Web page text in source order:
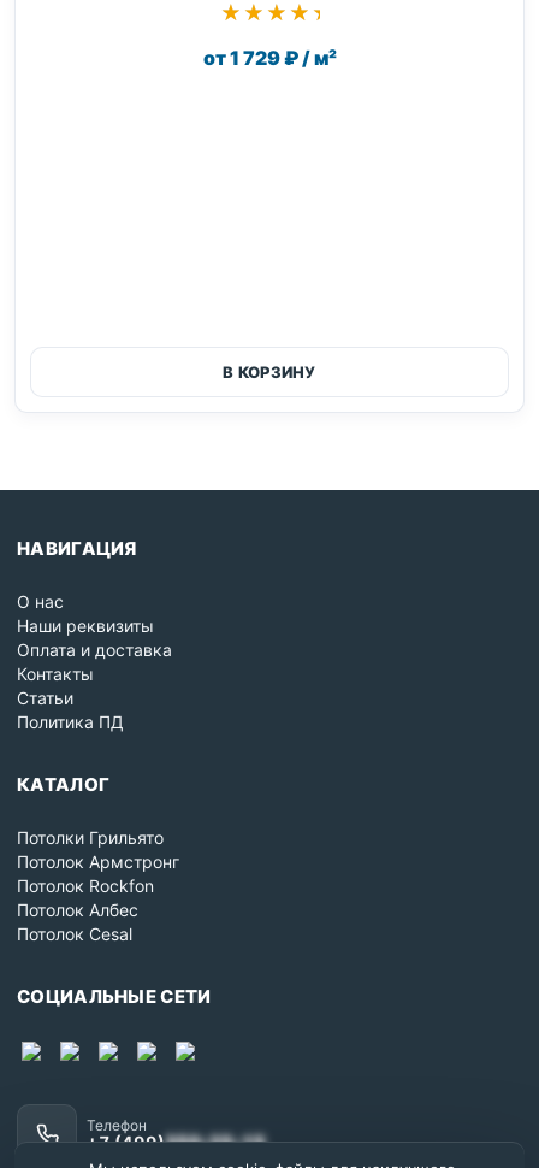
★★★★★
★★★★★
от 1 729 ₽ / м²
В КОРЗИНУ
НАВИГАЦИЯ
О нас
Наши реквизиты
Оплата и доставка
Контакты
Статьи
Политика ПД
КАТАЛОГ
Потолки Грильято
Потолок Армстронг
Потолок Rockfon
Потолок Албес
Потолок Cesal
СОЦИАЛЬНЫЕ СЕТИ
Телефон
+7 (499)350-25-15